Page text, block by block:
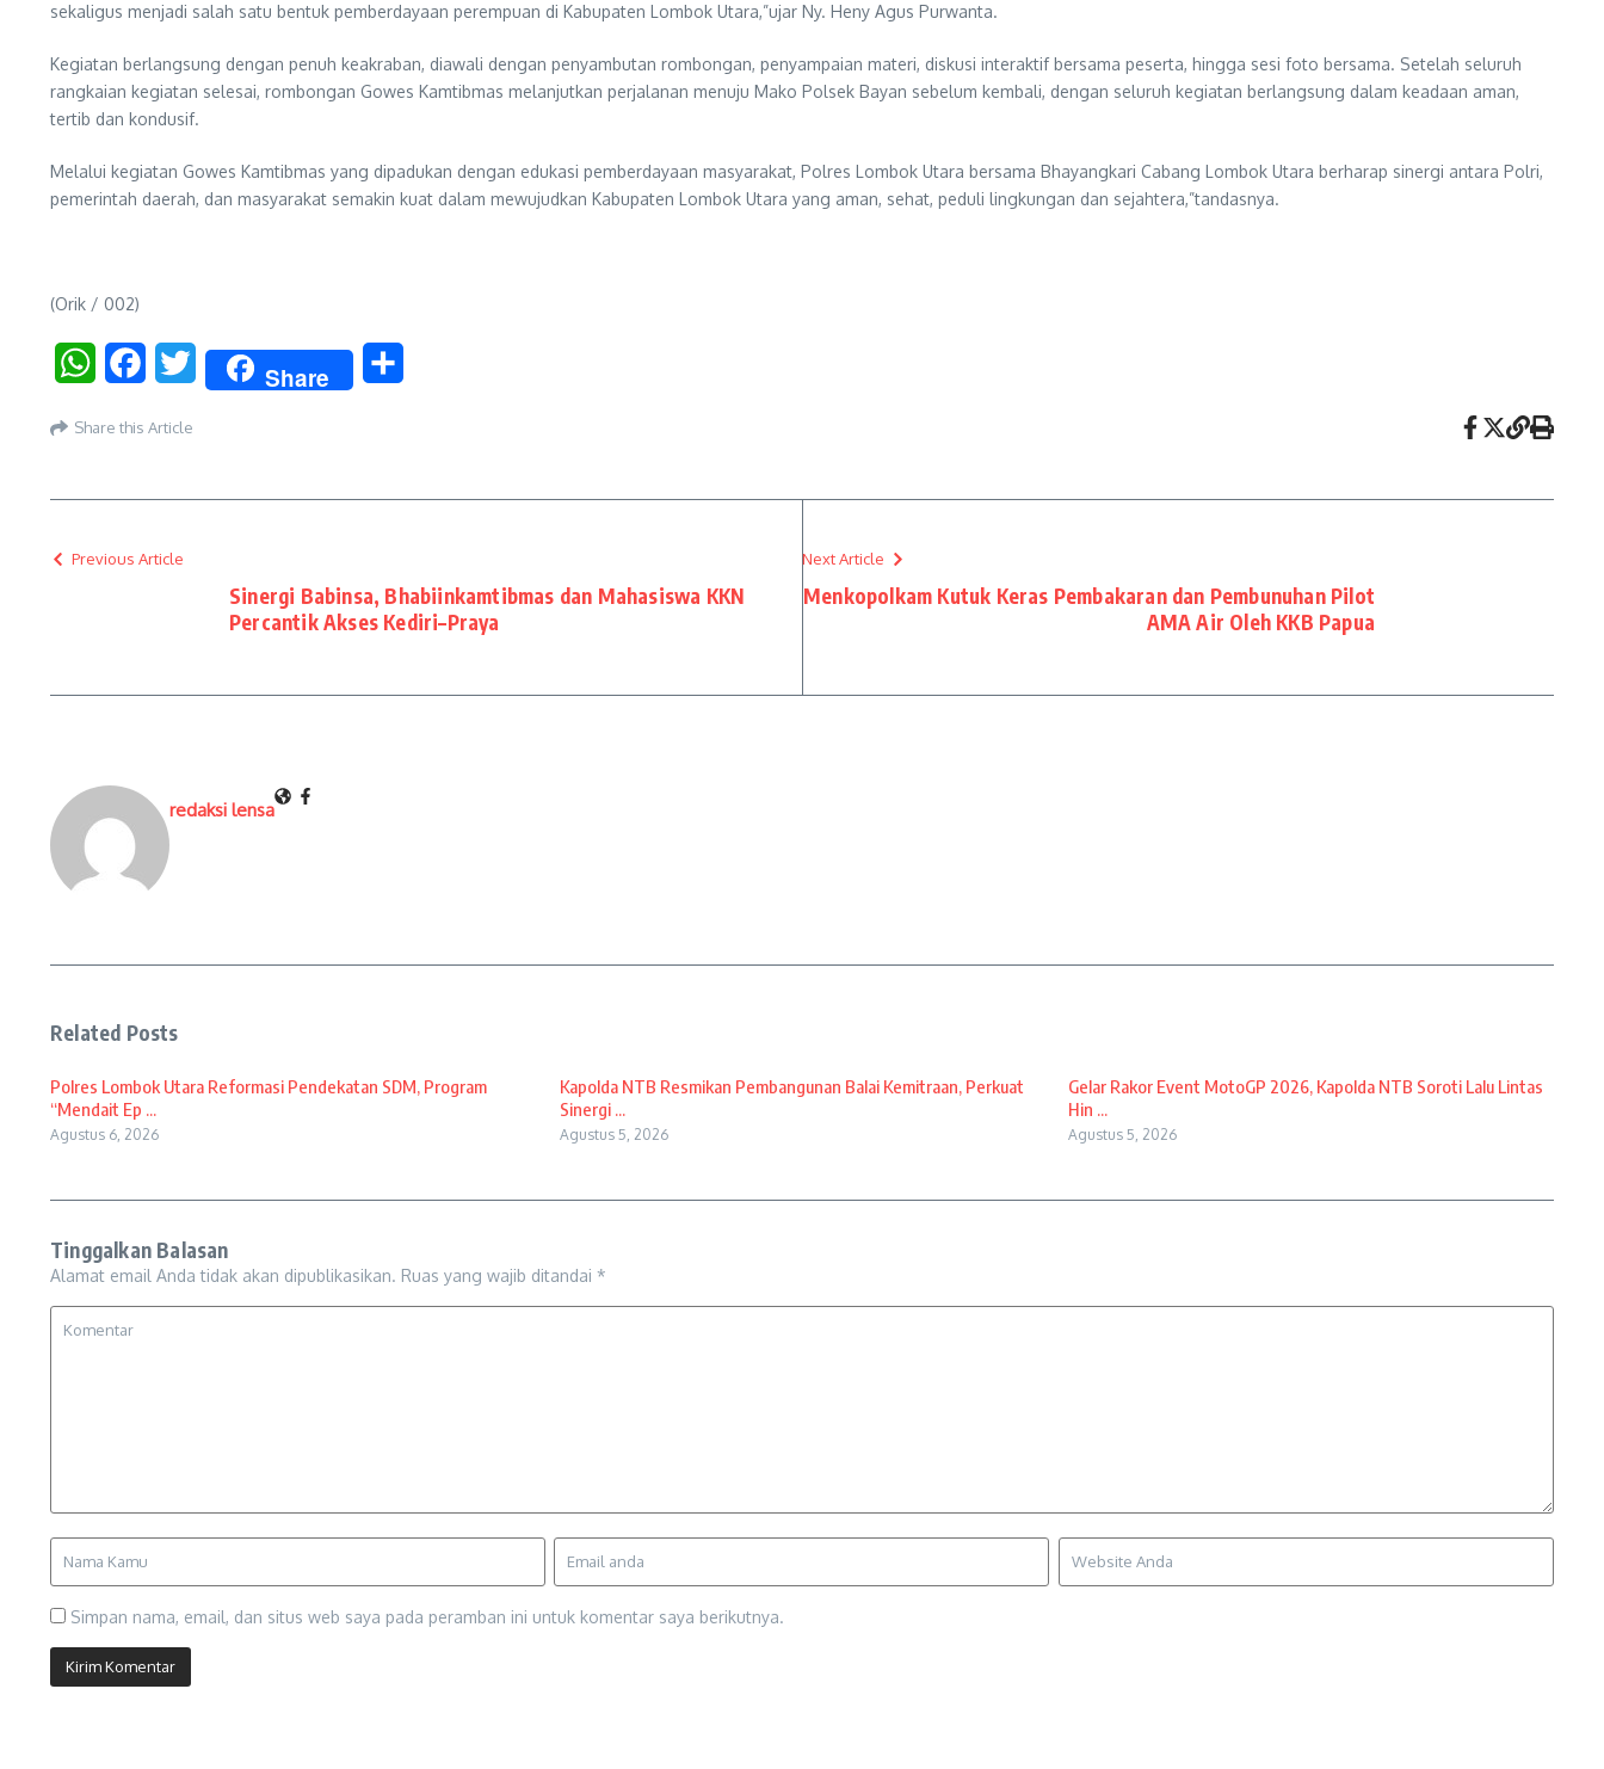
sekaligus menjadi salah satu bentuk pemberdayaan perempuan di Kabupaten Lombok Utara,”ujar Ny. Heny Agus Purwanta.
Kegiatan berlangsung dengan penuh keakraban, diawali dengan penyambutan rombongan, penyampaian materi, diskusi interaktif bersama peserta, hingga sesi foto bersama. Setelah seluruh
rangkaian kegiatan selesai, rombongan Gowes Kamtibmas melanjutkan perjalanan menuju Mako Polsek Bayan sebelum kembali, dengan seluruh kegiatan berlangsung dalam keadaan aman,
tertib dan kondusif.
Melalui kegiatan Gowes Kamtibmas yang dipadukan dengan edukasi pemberdayaan masyarakat, Polres Lombok Utara bersama Bhayangkari Cabang Lombok Utara berharap sinergi antara Polri,
pemerintah daerah, dan masyarakat semakin kuat dalam mewujudkan Kabupaten Lombok Utara yang aman, sehat, peduli lingkungan dan sejahtera,”tandasnya.
(Orik / 002)
WhatsAppFacebookTwitter Share
Share this Article
Previous Article
Sinergi Babinsa, Bhabiinkamtibmas dan Mahasiswa KKN
Percantik Akses Kediri–Praya
Next Article
Menkopolkam Kutuk Keras Pembakaran dan Pembunuhan Pilot
AMA Air Oleh KKB Papua
redaksi lensa
Related Posts
Polres Lombok Utara Reformasi Pendekatan SDM, Program
“Mendait Ep ...
Agustus 6, 2026
Kapolda NTB Resmikan Pembangunan Balai Kemitraan, Perkuat
Sinergi ...
Agustus 5, 2026
Gelar Rakor Event MotoGP 2026, Kapolda NTB Soroti Lalu Lintas
Hin ...
Agustus 5, 2026
Tinggalkan Balasan
Alamat email Anda tidak akan dipublikasikan. Ruas yang wajib ditandai *
Simpan nama, email, dan situs web saya pada peramban ini untuk komentar saya berikutnya.